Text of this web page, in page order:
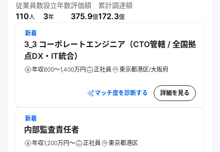
供。大阪から全国展開を目指し、積極的な資金調達で事業を
拡大している。
従業員数
110人
設立年数
3年
評価額
375.9億
累計調達額
172.3億
新着
3_3 コーポレートエンジニア（CTO管轄 / 全国拠
点DX・IT統合）
年収800～1,400万円 正社員 東京都港区/大阪府
マッチ度を診断する 詳細を見る
新着
内部監査責任者
年収1,200万円～ 正社員 東京都港区